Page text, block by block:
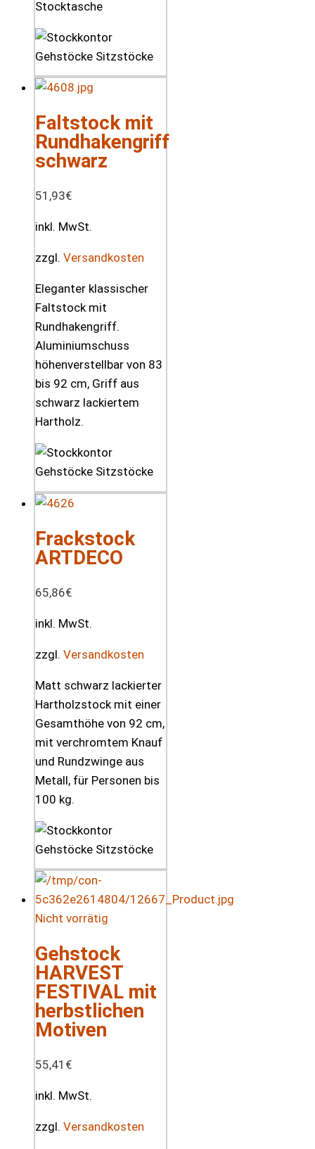
Stocktasche
Faltstock mit
Rundhakengriff
schwarz
51,93€
inkl. MwSt.
zzgl. Versandkosten
Eleganter klassischer
Faltstock mit
Rundhakengriff.
Aluminiumschuss
höhenverstellbar von 83
bis 92 cm, Griff aus
schwarz lackiertem
Hartholz.
Frackstock
ARTDECO
65,86€
inkl. MwSt.
zzgl. Versandkosten
Matt schwarz lackierter
Hartholzstock mit einer
Gesamthöhe von 92 cm,
mit verchromtem Knauf
und Rundzwinge aus
Metall, für Personen bis
100 kg.
Nicht vorrätig
Gehstock
HARVEST
FESTIVAL mit
herbstlichen
Motiven
55,41 €
inkl. MwSt.
zzgl. Versandkosten